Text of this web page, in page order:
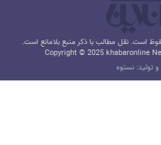
است. نقل مطالب با ذکر منبع بلامانع است.
Copyright © 2025 khabaronline
تولید: نستوه